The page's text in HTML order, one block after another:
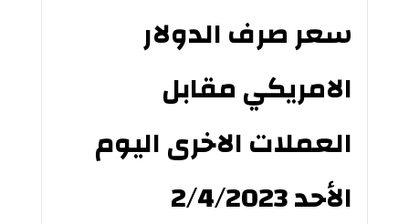
سعر صرف الدولار
الامريكي مقابل
العملات الاخرى اليوم
الأحد 2/4/2023